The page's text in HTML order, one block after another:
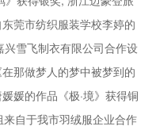
莞市纺织服装学校李婷的
雪飞制衣有限公司合作设
那做梦人的梦中被梦到的
媛的作品《极·境》获得铜
自于我市羽绒服企业合作